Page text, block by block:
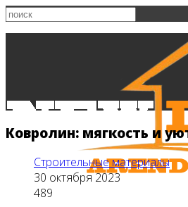
Ковролин: мягкость и
Строительные материалы
30 октября 2023
489